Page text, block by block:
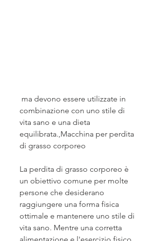
combinazione con uno stile di
vita sano e una dieta
equilibrata.,Macchina per perdita
di grasso corporeo
La perdita di grasso corporeo è
un obiettivo comune per molte
persone che desiderano
raggiungere una forma fisica
ottimale e mantenere uno stile di
vita sano. Mentre una corretta